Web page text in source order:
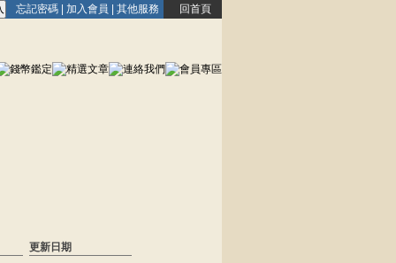
忘記密碼 加入會員 其他服務 回首頁
更新日期